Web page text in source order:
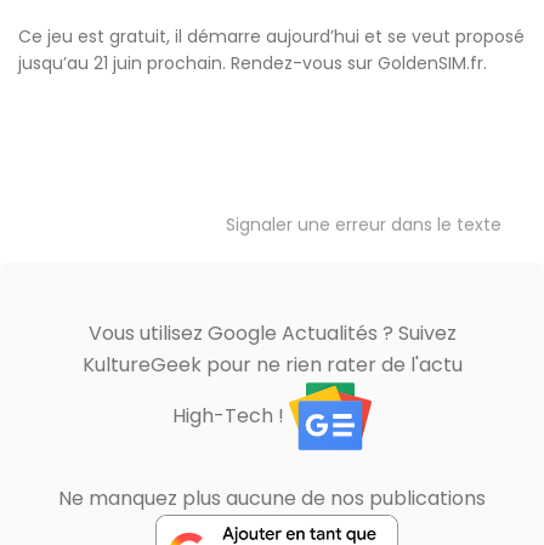
Ce jeu est gratuit, il démarre aujourd’hui et se veut proposé
jusqu’au 21 juin prochain. Rendez-vous sur GoldenSIM.fr.
Signaler une erreur dans le texte
Vous utilisez Google Actualités ? Suivez
KultureGeek pour ne rien rater de l'actu
High-Tech !
Ne manquez plus aucune de nos publications